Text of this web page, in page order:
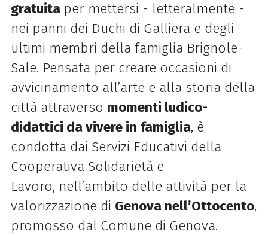
gratuita per mettersi - letteralmente -
nei panni dei Duchi di Galliera e degli
ultimi membri della famiglia Brignole-
Sale. Pensata per creare occasioni di
avvicinamento all’arte e alla storia della
città attraverso momenti ludico-
didattici da vivere in famiglia, è
condotta dai Servizi Educativi della
Cooperativa Solidarietà e
Lavoro, nell’ambito delle attività per la
valorizzazione di Genova nell’Ottocento,
promosso dal Comune di Genova.